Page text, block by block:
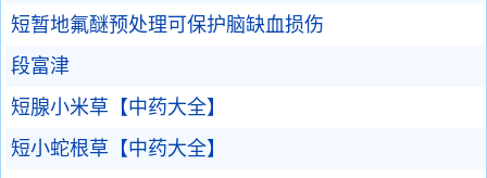
短暂地氟醚预处理可保护脑缺血损伤
段富津
短腺小米草【中药大全】
短小蛇根草【中药大全】